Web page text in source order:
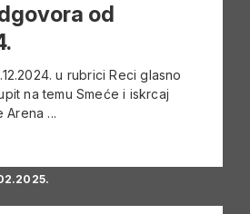
od
u rubrici Reci glasno
na temu Smeće i iskrcaj
...